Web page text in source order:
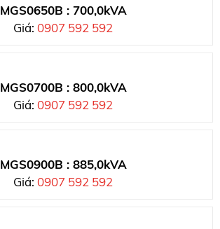
MGS0650B : 700,0kVA
Giá: 0907 592 592
MGS0700B : 800,0kVA
Giá: 0907 592 592
MGS0900B : 885,0kVA
Giá: 0907 592 592